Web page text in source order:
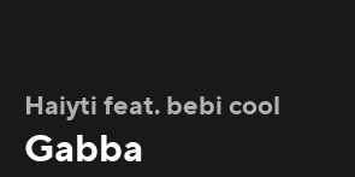
Haiyti feat. bebi cool
Gabba